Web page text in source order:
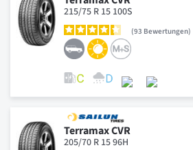
215/75 R 15 100S
93 Bewertungen
Terramax CVR
205/70 R 15 96H